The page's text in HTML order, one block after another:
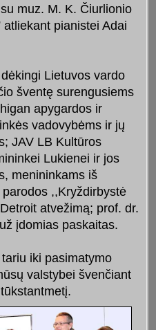
muz. M. K. Čiurlionio
atliekant pianistei Adai
Lietuvos vardo
šventę surengusiems
apygardos ir
vadovybėms ir jų
JAV LB Kultūros
Lukienei ir jos
menininkams iš
,,Kryždirbystė
atvežimą; prof. dr.
įdomias paskaitas.
iki pasimatymo
valstybei švenčiant